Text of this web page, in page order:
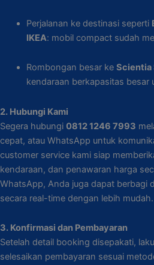
Perjalanan ke destinasi seperti
IKEA: mobil compact sudah
Rombongan besar ke Scientia
kendaraan berkapasitas besar
2. Hubungi Kami
Segera hubungi 0812 1246 7993
cepat, atau WhatsApp untuk
customer service kami siap
kendaraan, dan penawaran harga
WhatsApp, Anda juga dapat berbagi
secara real-time dengan lebih mudah.
3. Konfirmasi dan Pembayaran
Setelah detail booking disepakati,
selesaikan pembayaran sesuai